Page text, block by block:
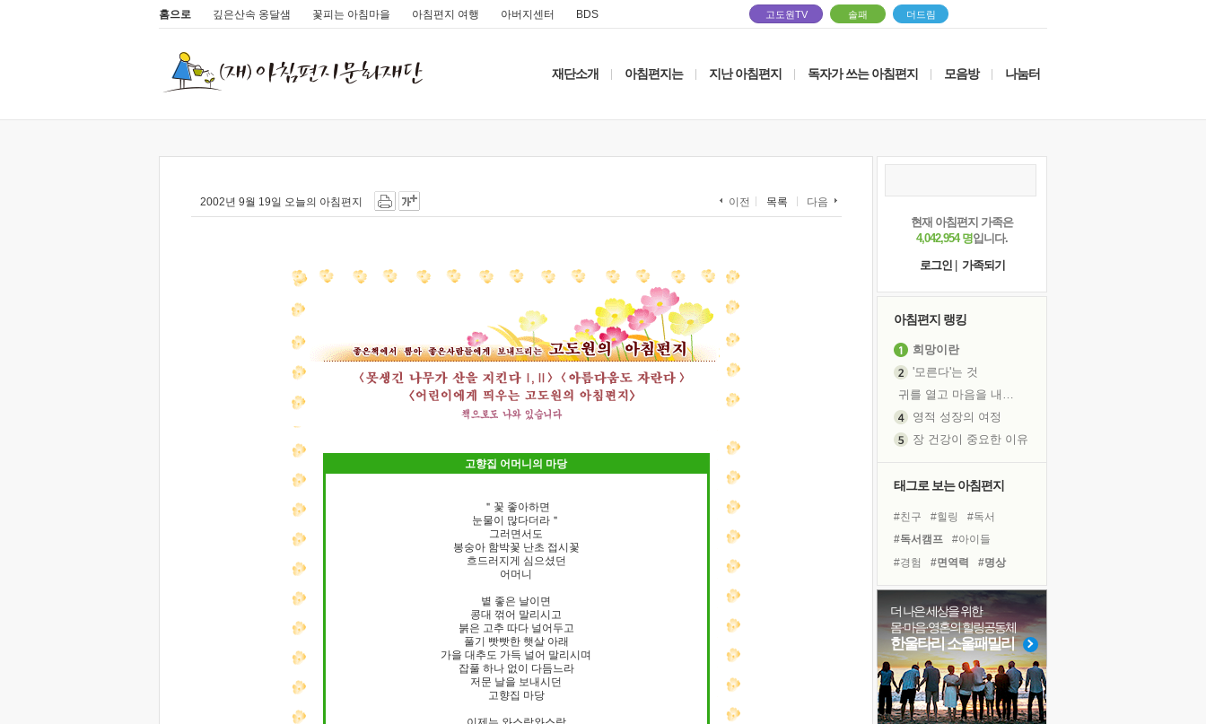
홈으로 깊은산속 옹달샘 꽃피는 아침마을 아침편지 여행 아버지센터 BDS 고도원TV 솔패 더드림
재단소개 아침편지는 지난 아침편지 독자가 쓰는 아침편지 모음방 나눔터
2002년 9월 19일 오늘의 아침편지 이전 목록 다음
고향집 어머니의 마당
＂꽃 좋아하면
눈물이 많다더라＂
그러면서도
봉숭아 함박꽃 난초 접시꽃
흐드러지게 심으셨던
어머니
볕 좋은 날이면
콩대 꺾어 말리시고
붉은 고추 따다 널어두고
풀기 빳빳한 햇살 아래
가을 대추도 가득 널어 말리시며
잡풀 하나 없이 다듬느라
저문 날을 보내시던
고향집 마당
현재 아침편지 가족은
4,042,954 명입니다.
로그인
가족되기
아침편지 랭킹
희망이란
'모른다'는 것
귀를 열고 마음을 내어주고
영적 성장의 여정
장 건강이 중요한 이유
꿈이 실제가 되는 것
'말 타는 법'을 먼저
아픈 아버지를 위한 공간 설계
졸업식 사진을 보며
극심한 변비, 어깨결림, 수면 장애
보고 싶은 어머니
태그로 보는 아침편지
#친구 #힐링
#독서
#독서캠프
#아이들
#경험
#면역력
#명상
#삶
#사람 #나눔
#극복
#다짐
#유튜브
#비전캠프
#선택
#리더
#도움
#희망
#계획
#바이러스
더 나은 세상을 위한
몸·마음·영혼의 힐링공동체
한울타리 소울패밀리